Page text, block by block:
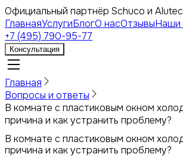
Официальный партнёр Schuco и
ГлавнаяУслугиБлогО насОтзывыНаши
+7 (495) 790-95-77
Консультация
Главная
Вопросы и ответы
В комнате с пластиковым окном
причина и как устранить проблему?
В комнате с пластиковым окном
причина и как устранить проблему?